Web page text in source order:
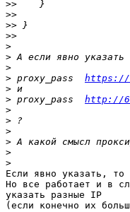
>>
>>
>>
>>
>
>
>
> proxy_pass https://
>
> proxy_pass http://
>
>
>
>
>
>
Если явно указать, то
Но все работает и в
указать разные IP
(если конечно их